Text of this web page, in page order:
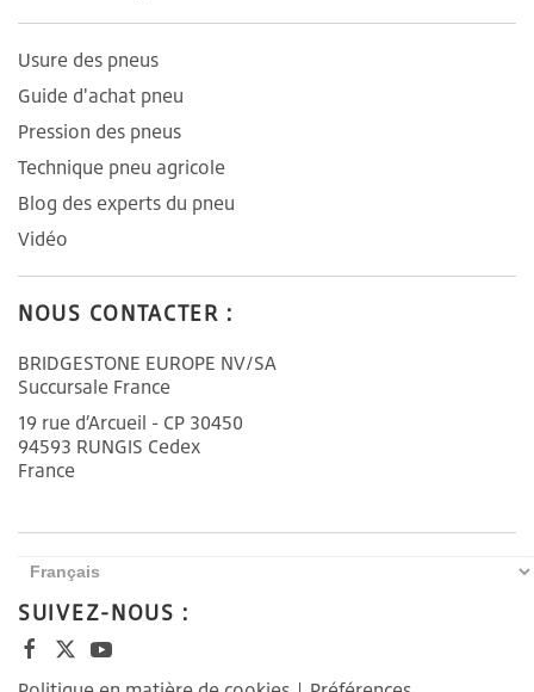
Usure des pneus
Guide d'achat pneu
Pression des pneus
Technique pneu agricole
Blog des experts du pneu
Vidéo
NOUS CONTACTER :
BRIDGESTONE EUROPE NV/SA
Succursale France
19 rue d’Arcueil - CP 30450
94593 RUNGIS Cedex
France
SUIVEZ-NOUS :